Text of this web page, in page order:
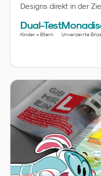
Designs direkt in der
Dual-Test
Kinder + Eltern Unverzerrte